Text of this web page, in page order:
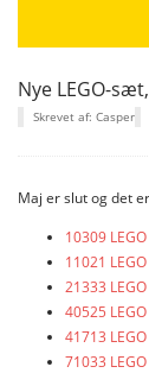
Nye LEGO-
Skrevet af: Casper
Maj er slut og det
10309
11021
21333
40525
41713
71033